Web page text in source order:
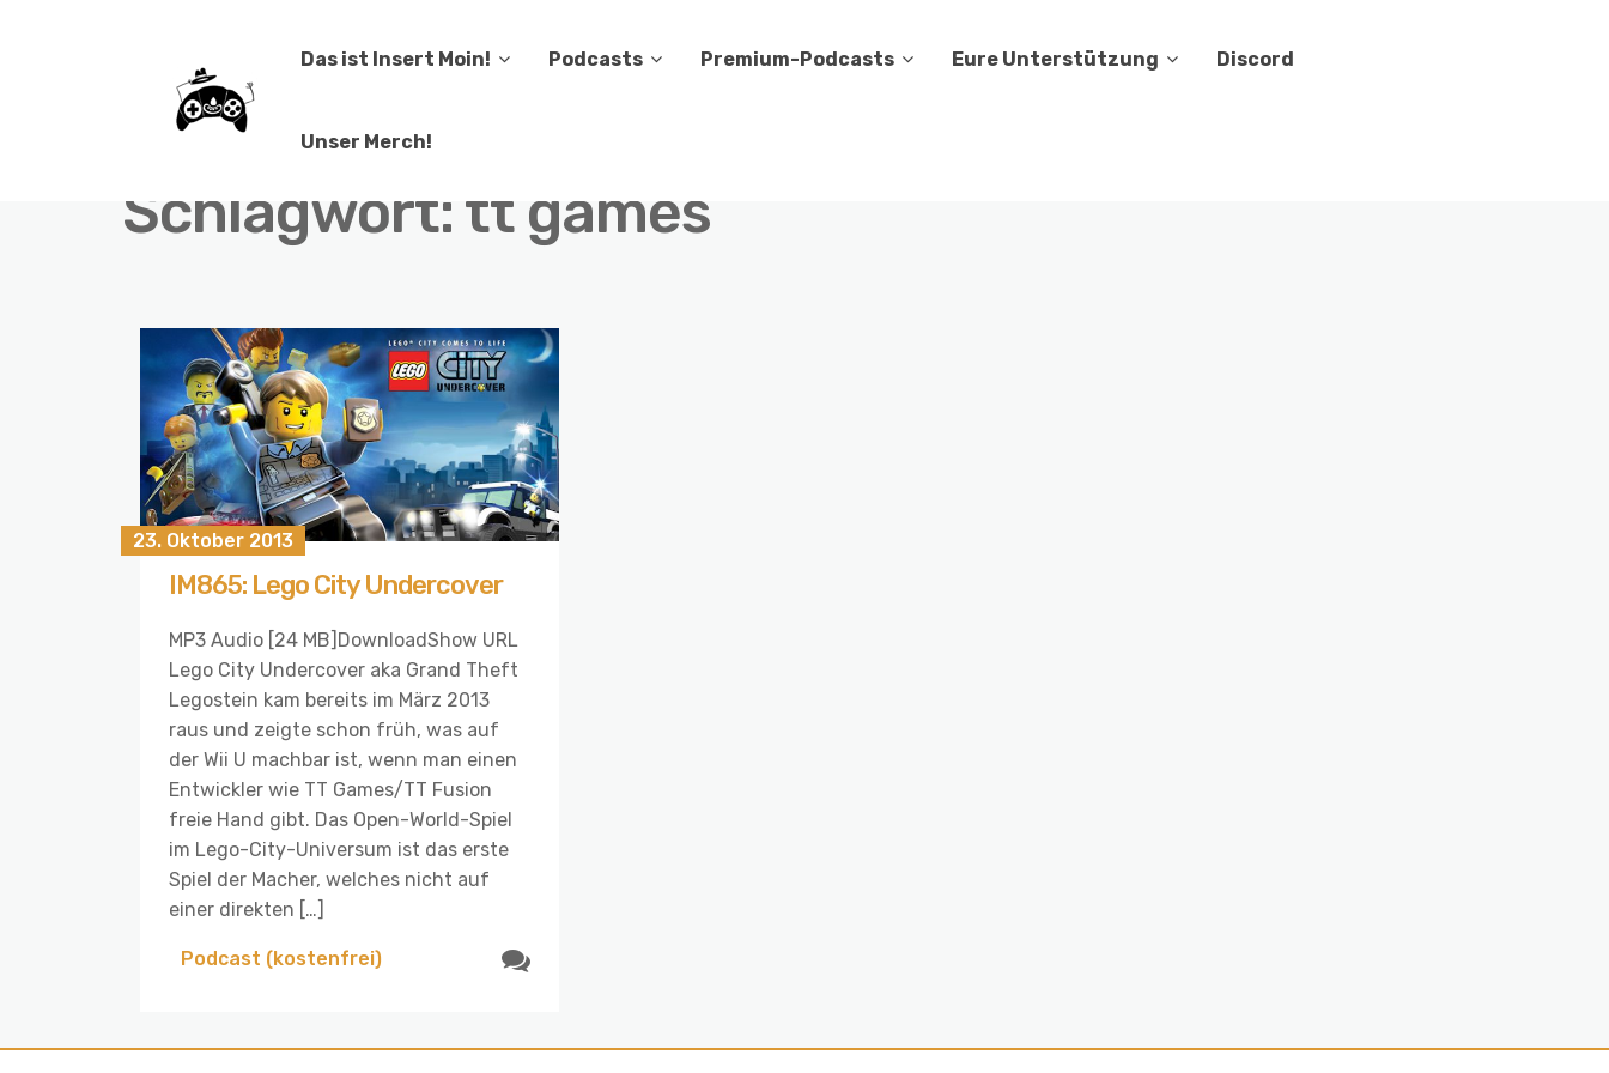
Das ist Insert Moin! Podcasts Premium-Podcasts Eure Unterstützung Discord
Unser Merch!
Schlagwort: tt games
23. Oktober 2013
IM865: Lego City Undercover
MP3 Audio [24 MB]DownloadShow URL
Lego City Undercover aka Grand Theft
Legostein kam bereits im März 2013
raus und zeigte schon früh, was auf
der Wii U machbar ist, wenn man einen
Entwickler wie TT Games/TT Fusion
freie Hand gibt. Das Open-World-Spiel
im Lego-City-Universum ist das erste
Spiel der Macher, welches nicht auf
einer direkten […]
Podcast (kostenfrei)